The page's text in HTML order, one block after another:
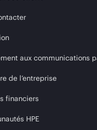
aux communications
de l’entreprise
financiers
HPE